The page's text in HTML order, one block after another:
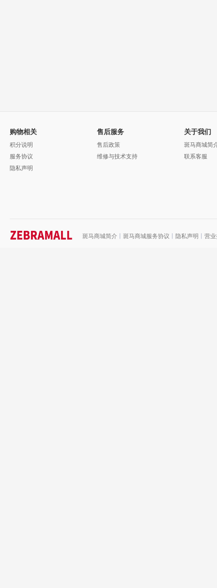
购物相关
积分说明
服务协议
隐私声明
售后服务
售后政策
维修与技术支持
关于我们
斑马商城简
联系客服
斑马商城简介 丨 斑马商城服务协议 丨 隐私声明 丨 营